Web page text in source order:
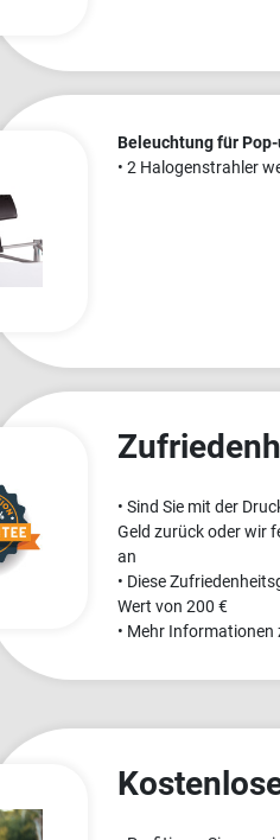
Beleuchtung für
• 2 Halogenstrahler
• Sind Sie mit der
Geld zurück oder wir
an
• Diese
Wert von 200 €
• Mehr Informationen